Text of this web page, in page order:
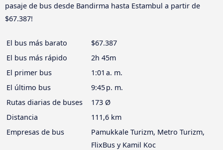
pasaje de bus desde Bandirma hasta Estambul a partir de
$67.387!
El bus más barato
$67.387
El bus más rápido
2h 45m
El primer bus
1:01 a. m.
El último bus
9:45 p. m.
Rutas diarias de buses
173 Ø
Distancia
111,6 km
Empresas de bus
Pamukkale Turizm, Metro Turizm,
FlixBus y Kamil Koc